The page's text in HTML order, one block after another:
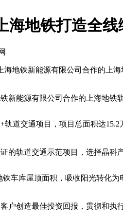
地铁打造全线
铁新能源有限公司合作的上海
能源有限公司合作的上海地铁
交通项目，项目总面积达15.2
轨道交通示范项目，选择晶科
库屋顶面积，吸收阳光转化为
创造最佳投资回报，贯彻和执行